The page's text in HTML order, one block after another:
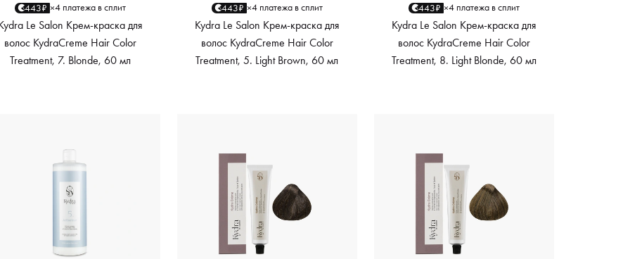
443₽ ×4 платежа в сплит
Le Salon Крем-краска для
волос KydraCreme Hair Color
Treatment, 7. Blonde, 60 мл
443₽ ×4 платежа в сплит
Kydra Le Salon Крем-краска для
волос KydraCreme Hair Color
Treatment, 5. Light Brown, 60 мл
443₽ ×4 платежа в сплит
Kydra Le Salon Крем-краска для
волос KydraCreme Hair Color
Treatment, 8. Light Blonde, 60 мл